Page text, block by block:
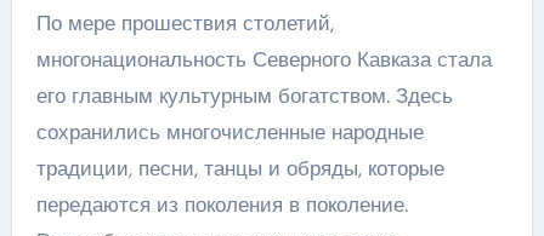
По мере прошествия столетий,
многонациональность Северного Кавказа стала
его главным культурным богатством. Здесь
сохранились многочисленные народные
традиции, песни, танцы и обряды, которые
передаются из поколения в поколение.